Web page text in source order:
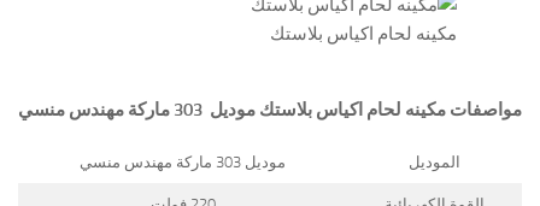
مكينه لحام اكياس بلاستك
مواصفات مكينه لحام اكياس بلاستك موديل 303 ماركة مهندس منسي
الموديل موديل 303 ماركة مهندس منسي